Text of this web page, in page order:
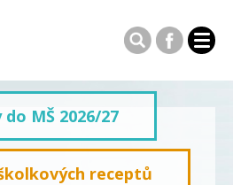
do MŠ 2026/27
receptů